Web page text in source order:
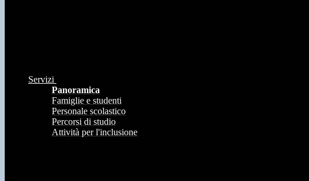
Servizi
Panoramica
Famiglie e studenti
Personale scolastico
Percorsi di studio
Attività per l'inclusione